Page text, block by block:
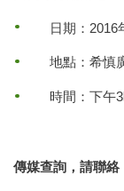
日期：2016
地點：希慎
時間：下午
傳媒查詢，請聯絡